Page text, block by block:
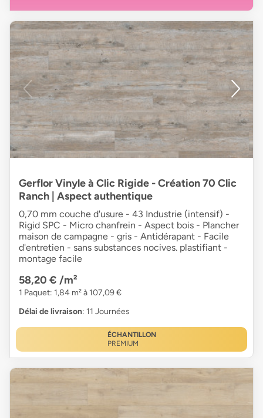
Gerflor Vinyle à Clic Rigide - Création 70 Clic
Ranch | Aspect authentique
0,70 mm couche d'usure - 43 Industrie (intensif) -
Rigid SPC - Micro chanfrein - Aspect bois - Plancher
maison de campagne - gris - Antidérapant - Facile
d'entretien - sans substances nocives. plastifiant -
montage facile
58,20 € /m²
1 Paquet: 1,84 m² à 107,09 €
Délai de livraison: 11 Journées
ÉCHANTILLON
PREMIUM